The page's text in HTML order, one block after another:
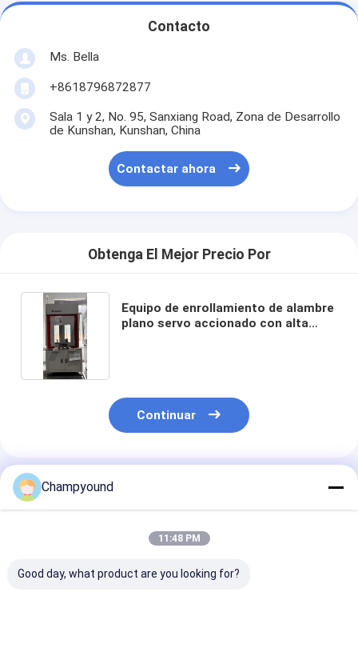
Contacto
Ms. Bella
+8618796872877
Sala 1 y 2, No. 95, Sanxiang Road, Zona de Desarrollo
de Kunshan, Kunshan, China
Contactar ahora
Obtenga El Mejor Precio Por
Equipo de enrollamiento de alambre
plano servo accionado con alta
Continuar
Productos Recomendados
Champyound
11:48 PM
Good day, what product are you looking for?